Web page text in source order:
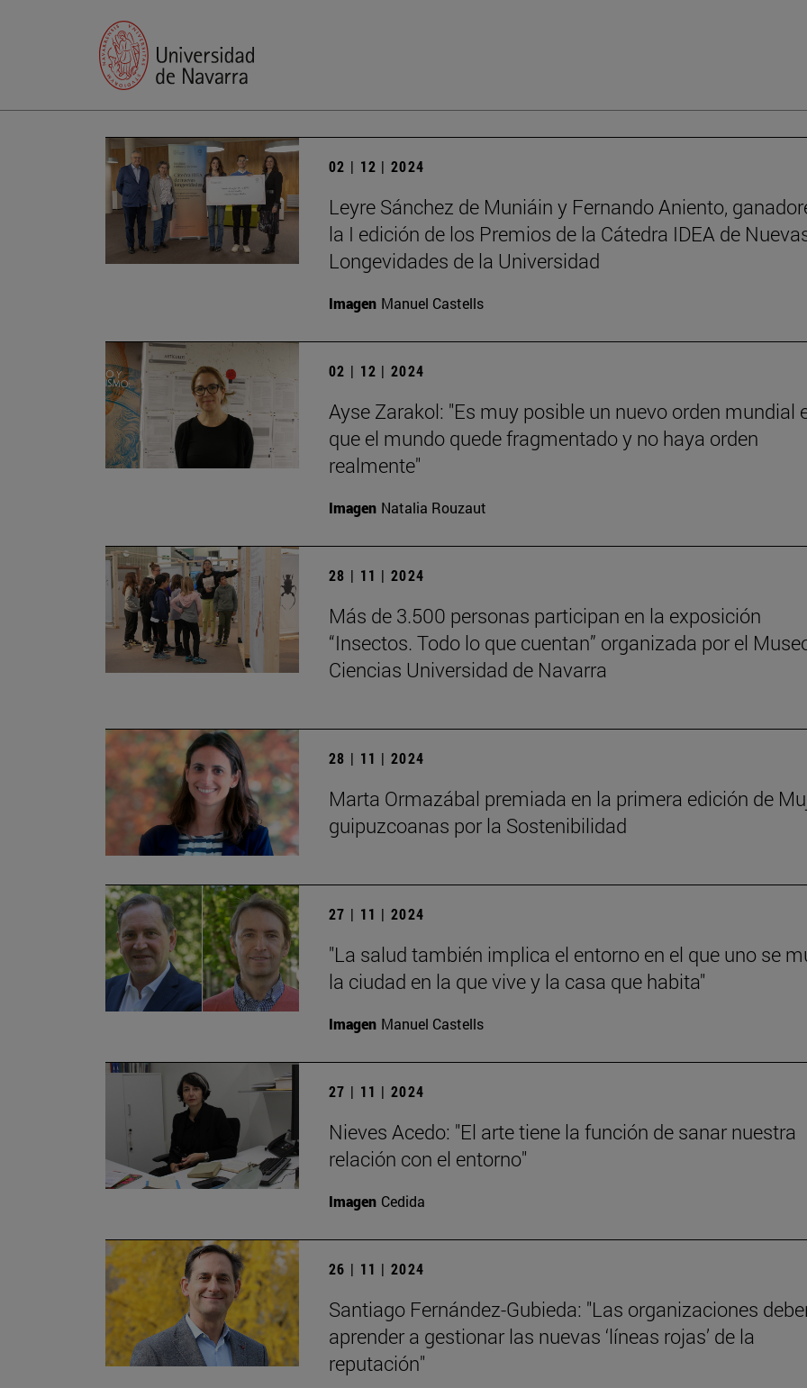
02 | 12 | 2024
Leyre Sánchez de Muniáin y Fernando Aniento,
la I edición de los Premios de la Cátedra IDEA de
Longevidades de la Universidad
Imagen Manuel Castells
02 | 12 | 2024
Ayse Zarakol: "Es muy posible un nuevo orden mundial
que el mundo quede fragmentado y no haya orden
realmente"
Imagen Natalia Rouzaut
28 | 11 | 2024
Más de 3.500 personas participan en la exposición
“Insectos. Todo lo que cuentan” organizada por el
Ciencias Universidad de Navarra
28 | 11 | 2024
Marta Ormazábal premiada en la primera edición de
guipuzcoanas por la Sostenibilidad
27 | 11 | 2024
"La salud también implica el entorno en el que uno se
la ciudad en la que vive y la casa que habita"
Imagen Manuel Castells
27 | 11 | 2024
Nieves Acedo: "El arte tiene la función de sanar nuestra
relación con el entorno"
Imagen Cedida
26 | 11 | 2024
Santiago Fernández-Gubieda: "Las organizaciones
aprender a gestionar las nuevas ‘líneas rojas’ de la
reputación"